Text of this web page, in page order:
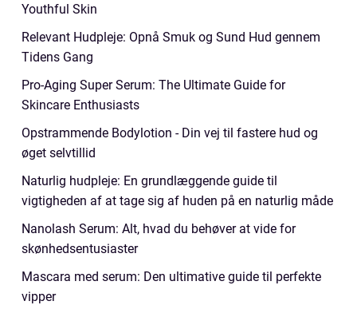
Youthful Skin
Relevant Hudpleje: Opnå Smuk og Sund Hud gennem
Tidens Gang
Pro-Aging Super Serum: The Ultimate Guide for
Skincare Enthusiasts
Opstrammende Bodylotion - Din vej til fastere hud og
øget selvtillid
Naturlig hudpleje: En grundlæggende guide til
vigtigheden af at tage sig af huden på en naturlig måde
Nanolash Serum: Alt, hvad du behøver at vide for
skønhedsentusiaster
Mascara med serum: Den ultimative guide til perfekte
vipper